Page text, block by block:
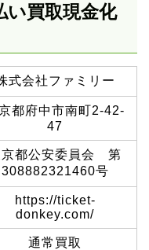
い買取現金化
式会社ファミリー
都府中市南町2-42-
47
京都公安委員会 第
308882321460号
https://ticket-
donkey.com/
通常買取